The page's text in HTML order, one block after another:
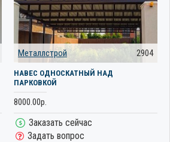
Металлстрой 2904
НАВЕС ОДНОСКАТНЫЙ НАД
ПАРКОВКОЙ
8000.00р.
Заказать сейчас
Задать вопрос